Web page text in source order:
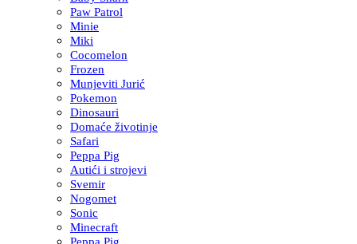
Paw Patrol
Minie
Miki
Cocomelon
Frozen
Munjeviti Jurić
Pokemon
Dinosauri
Domaće životinje
Safari
Peppa Pig
Autići i strojevi
Svemir
Nogomet
Sonic
Minecraft
Peppa Pig